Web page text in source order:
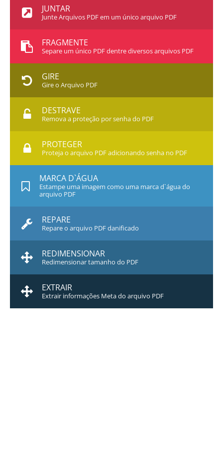
JUNTAR
Junte Arquivos PDF em um único arquivo PDF
FRAGMENTE
Separe um único PDF dentre diversos arquivos PDF
GIRE
Gire o Arquivo PDF
DESTRAVE
Remova a proteção por senha do PDF
PROTEGER
Proteja o arquivo PDF adicionando senha no PDF
MARCA D`ÁGUA
Estampe uma imagem como uma marca d`água do
arquivo PDF
REPARE
Repare o arquivo PDF danificado
REDIMENSIONAR
Redimensionar tamanho do PDF
EXTRAIR
Extrair informações Meta do arquivo PDF